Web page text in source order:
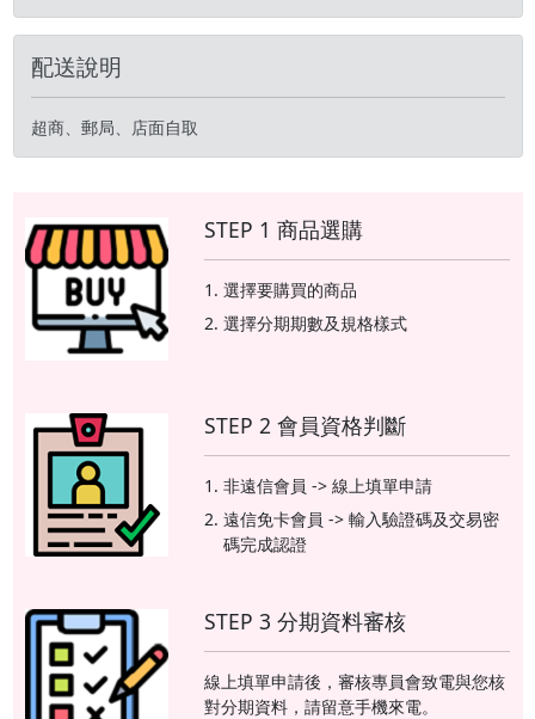
配送說明
超商、郵局、店面自取
STEP 1 商品選購
選擇要購買的商品
選擇分期期數及規格樣式
STEP 2 會員資格判斷
非遠信會員 -> 線上填單申請
遠信免卡會員 -> 輸入驗證碼及交易密
碼完成認證
STEP 3 分期資料審核
線上填單申請後，審核專員會致電與您核
對分期資料，請留意手機來電。